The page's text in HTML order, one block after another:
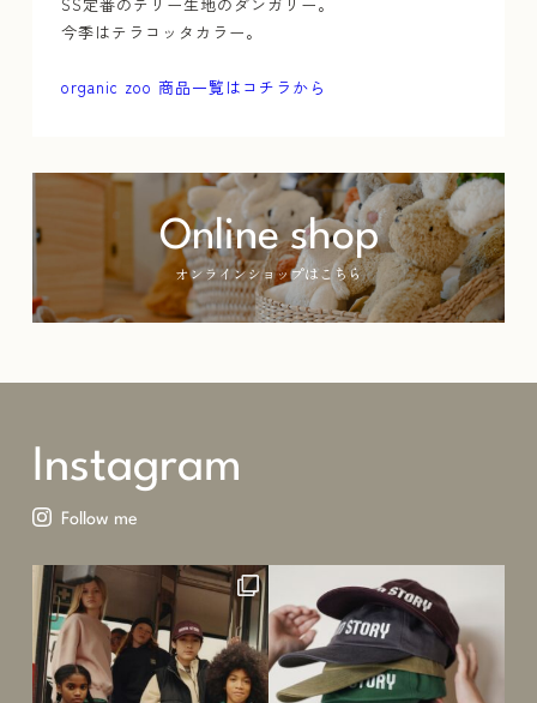
今季はテラコッタカラー。
organic zoo 商品一覧はコチラから
Online shop
オンラインショップはこちら
Instagram
Follow me